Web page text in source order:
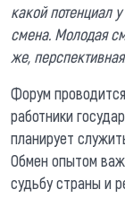
какой потенциал
смена. Молодая
же,
Форум
работники
планирует
Обмен опытом
судьбу страны и